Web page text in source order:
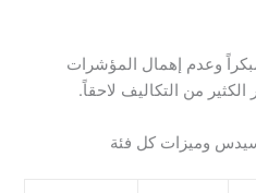
وعدم إهمال المؤشرات
الكثير من التكاليف لاحقاً.
وميزات كل فئة